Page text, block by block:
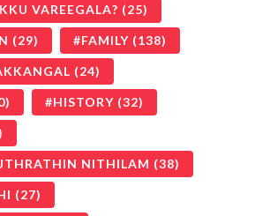
VAREEGALA? (25)
(29) FAMILY (138)
(24)
HISTORY (32)
NITHILAM (38)
(27)